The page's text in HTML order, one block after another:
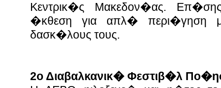
Κεντρικ�ς Μακεδον�ας.
�κθεση για απλ� περι�γηση
δασκ�λους τους.
2ο Διαβαλκανικ� Φεστιβ�λ